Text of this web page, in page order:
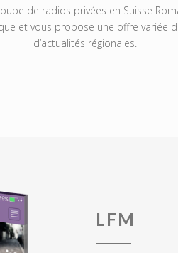
de radios privées en Suisse
et vous propose une offre variée
d’actualités régionales.
LFM